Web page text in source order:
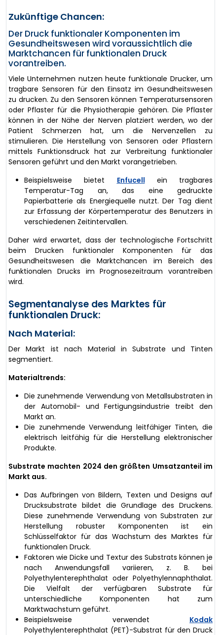
Zukünftige Chancen:
Der Druck funktionaler Komponenten im
Gesundheitswesen wird voraussichtlich die
Marktchancen für funktionalen Druck
vorantreiben.
Viele Unternehmen nutzen heute funktionale Drucker, um
tragbare Sensoren für den Einsatz im Gesundheitswesen
zu drucken. Zu den Sensoren können Temperatursensoren
oder Pflaster für die Physiotherapie gehören. Die Pflaster
können in der Nähe der Nerven platziert werden, wo der
Patient Schmerzen hat, um die Nervenzellen zu
stimulieren. Die Herstellung von Sensoren oder Pflastern
mittels Funktionsdruck hat zur Verbreitung funktionaler
Sensoren geführt und den Markt vorangetrieben.
Beispielsweise bietet Enfucell ein tragbares
Temperatur-Tag an, das eine gedruckte
Papierbatterie als Energiequelle nutzt. Der Tag dient
zur Erfassung der Körpertemperatur des Benutzers in
verschiedenen Zeitintervallen.
Daher wird erwartet, dass der technologische Fortschritt
beim Drucken funktionaler Komponenten für das
Gesundheitswesen die Marktchancen im Bereich des
funktionalen Drucks im Prognosezeitraum vorantreiben
wird.
Segmentanalyse des Marktes für
funktionalen Druck:
Nach Material:
Der Markt ist nach Material in Substrate und Tinten
segmentiert.
Materialtrends:
Die zunehmende Verwendung von Metallsubstraten in
der Automobil- und Fertigungsindustrie treibt den
Markt an.
Die zunehmende Verwendung leitfähiger Tinten, die
elektrisch leitfähig für die Herstellung elektronischer
Produkte.
Substrate machten 2024 den größten Umsatzanteil im
Markt aus.
Das Aufbringen von Bildern, Texten und Designs auf
Drucksubstrate bildet die Grundlage des Druckens.
Diese zunehmende Verwendung von Substraten zur
Herstellung robuster Komponenten ist ein
Schlüsselfaktor für das Wachstum des Marktes für
funktionalen Druck.
Faktoren wie Dicke und Textur des Substrats können je
nach Anwendungsfall variieren, z. B. bei
Polyethylenterephthalat oder Polyethylennaphthalat.
Die Vielfalt der verfügbaren Substrate für
unterschiedliche Komponenten hat zum
Marktwachstum geführt.
Beispielsweise verwendet Kodak
Polyethylenterephthalat (PET)-Substrat für den Druck